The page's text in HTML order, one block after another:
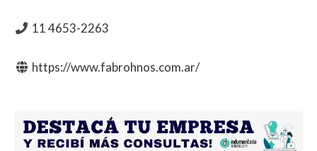
11 4653-2263
https://www.fabrohnos.com.ar/